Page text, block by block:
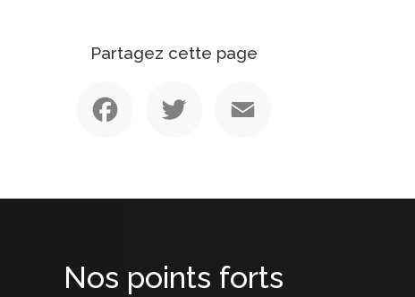
Partagez cette page
Nos points forts